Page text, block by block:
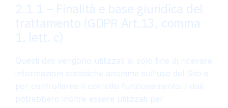
2.1.1 – Finalità e base giuridica del
trattamento (GDPR Art.13, comma
1, lett. c)
Questi dati vengono utilizzati al solo fine di ricavare
informazioni statistiche anonime sull’uso del Sito e
per controllarne il corretto funzionamento. I dati
potrebbero inoltre essere utilizzati per